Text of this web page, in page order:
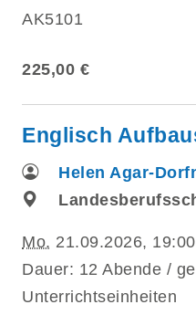
AK5101
225,00 €
Englisch
Helen Agar-
Mo. 21.09.2026,
Dauer: 12 Abende /
Unterrichtseinheiten